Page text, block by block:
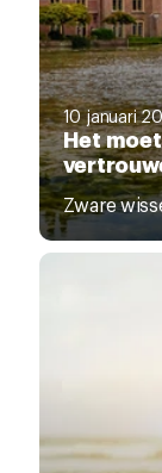
10 januari
Het
Zware